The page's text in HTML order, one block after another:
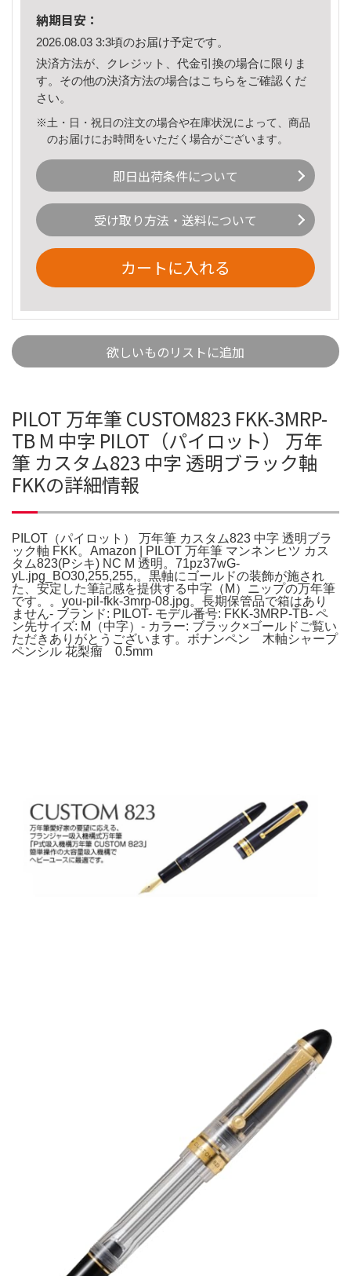
納期目安：
2026.08.03 3:3頃のお届け予定です。
決済方法が、クレジット、代金引換の場合に限りま
す。その他の決済方法の場合はこちら をご確認くだ
さい。
※土・日・祝日の注文の場合や在庫状況によって、商品
のお届けにお時間をいただく場合がございます。
即日出荷条件について
受け取り方法・送料について
カートに入れる
欲しいものリストに追加
PILOT 万年筆 CUSTOM823 FKK-3MRP-
TB M 中字 PILOT（パイロット） 万年
筆 カスタム823 中字 透明ブラック軸
FKKの詳細情報
PILOT（パイロット） 万年筆 カスタム823 中字 透明ブラ
ック軸 FKK。Amazon | PILOT 万年筆 マンネンヒツ カス
タム823(Pシキ) NC M 透明。71pz37wG-
yL.jpg_BO30,255,255,。黒軸にゴールドの装飾が施され
た、安定した筆記感を提供する中字（M）ニップの万年筆
です。。you-pil-fkk-3mrp-08.jpg。長期保管品で箱はあり
ません- ブランド: PILOT- モデル番号: FKK-3MRP-TB- ペ
ン先サイズ: M（中字）- カラー: ブラック×ゴールドご覧い
ただきありがとうございます。ボナンペン 木軸シャープ
ペンシル 花梨瘤 0.5mm